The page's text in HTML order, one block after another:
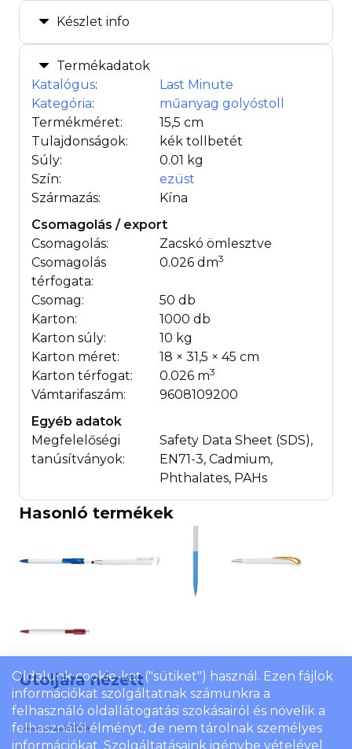
Készlet info
Termékadatok
Katalógus:
Last Minute
Kategória:
műanyag golyóstoll
Termékméret:
15,5 cm
Tulajdonságok:
kék tollbetét
Súly:
0.01 kg
Szín:
ezüst
Származás:
Kína
Csomagolás / export
Csomagolás:
Zacskó ömlesztve
Csomagolás
térfogata:
0.026 dm3
Csomag:
50 db
Karton:
1000 db
Karton súly:
10 kg
Karton méret:
18 × 31,5 × 45 cm
Karton térfogat:
0.026 m3
Vámtarifaszám:
9608109200
Egyéb adatok
Megfelelőségi
tanúsítványok:
Safety Data Sheet (SDS),
EN71-3, Cadmium,
Phthalates, PAHs
Hasonló termékek
Utoljára nézett
Oldalunk cookie-kat ("sütiket") használ. Ezen fájlok
információkat szolgáltatnak számunkra a
felhasználó oldallátogatási szokásairól és növelik a
felhasználói élményt, de nem tárolnak személyes
információkat. Szolgáltatásaink igénybe vételével